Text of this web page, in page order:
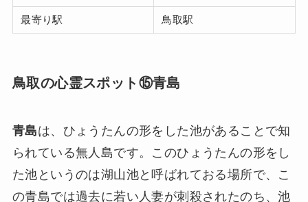
最寄り駅 鳥取駅
鳥取の心霊スポット⑮青島
青島は、ひょうたんの形をした池があることで知
られている無人島です。このひょうたんの形をし
た池というのは湖山池と呼ばれておる場所で、こ
の青島では過去に若い人妻が刺殺されたのち、池